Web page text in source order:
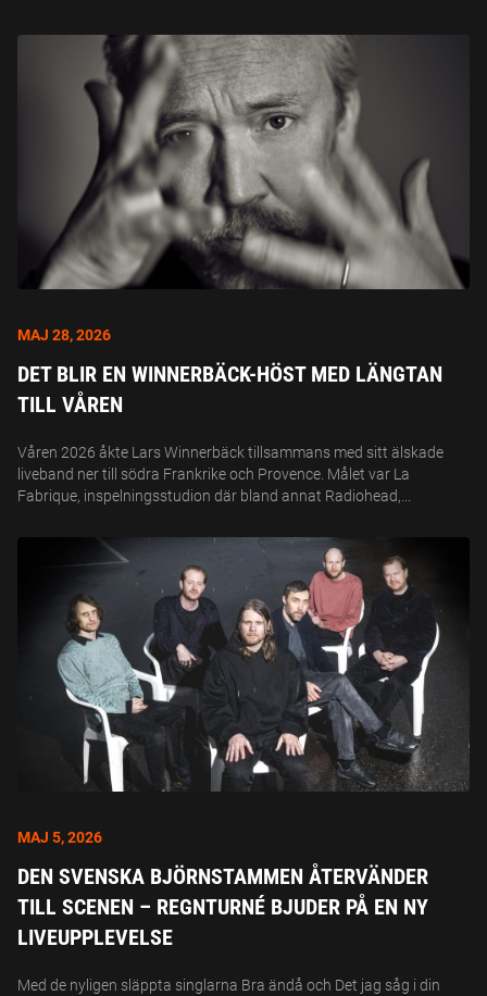
MAJ 28, 2026
DET BLIR EN WINNERBÄCK-HÖST MED LÄNGTAN
TILL VÅREN
Våren 2026 åkte Lars Winnerbäck tillsammans med sitt älskade
liveband ner till södra Frankrike och Provence. Målet var La
Fabrique, inspelningsstudion där bland annat Radiohead,...
MAJ 5, 2026
DEN SVENSKA BJÖRNSTAMMEN ÅTERVÄNDER
TILL SCENEN – REGNTURNÉ BJUDER PÅ EN NY
LIVEUPPLEVELSE
Med de nyligen släppta singlarna Bra ändå och Det jag såg i din